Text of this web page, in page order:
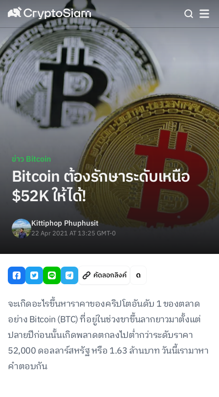
ข่าว Bitcoin
Bitcoin ต้องรักษาระดับเหนือ
$52K ให้ได้!
Kittiphop Phuphusit
22 Apr 2021 AT 13:25 GMT-0
คัดลอกลิงค์
จะเกิดอะไรขึ้นหาราคาของคริปโตอันดับ 1 ของตลาด
อย่าง Bitcoin (BTC) ที่อยู่ในช่วงขาขึ้นลากยาวมาตั้งแต่
ปลายปีก่อนนั้นเกิดพลาดตกลงไปต่ำกว่าระดับราคา
52,000 ดอลลาร์สหรัฐ หรือ 1.63 ล้านบาท วันนี้เรามาหา
คำตอบกัน